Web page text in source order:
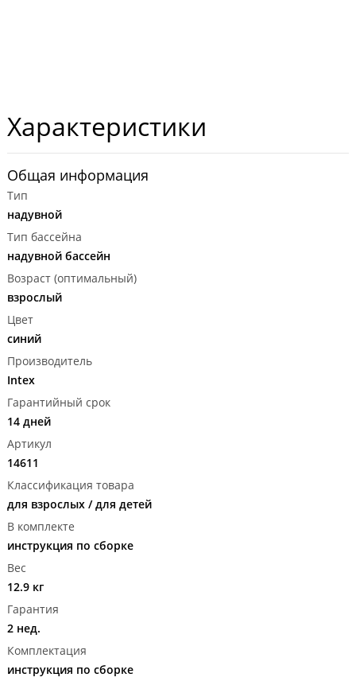
Характеристики
Общая информация
Тип
надувной
Тип бассейна
надувной бассейн
Возраст (оптимальный)
взрослый
Цвет
синий
Производитель
Intex
Гарантийный срок
14 дней
Артикул
14611
Классификация товара
для взрослых / для детей
В комплекте
инструкция по сборке
Вес
12.9 кг
Гарантия
2 нед.
Комплектация
инструкция по сборке